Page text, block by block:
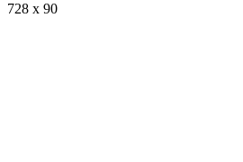
728 x 90